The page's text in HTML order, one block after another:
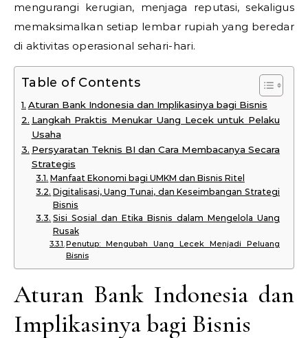
mengurangi kerugian, menjaga reputasi, sekaligus
memaksimalkan setiap lembar rupiah yang beredar
di aktivitas operasional sehari-hari.
Table of Contents
Aturan Bank Indonesia dan Implikasinya bagi Bisnis
Langkah Praktis Menukar Uang Lecek untuk Pelaku
Usaha
Persyaratan Teknis BI dan Cara Membacanya Secara
Strategis
Manfaat Ekonomi bagi UMKM dan Bisnis Ritel
Digitalisasi, Uang Tunai, dan Keseimbangan Strategi
Bisnis
Sisi Sosial dan Etika Bisnis dalam Mengelola Uang
Rusak
Penutup: Mengubah Uang Lecek Menjadi Peluang
Bisnis
Aturan Bank Indonesia dan
Implikasinya bagi Bisnis